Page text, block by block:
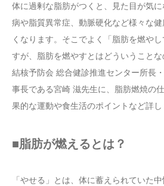
体に過剰な脂肪がつくと、見た目が気
病や脂質異常症、動脈硬化など様々な
くなります。そこでよく「脂肪を燃や
すが、脂肪を燃やすとはどういうことな
結核予防会 総合健診推進センター所長
事長である宮崎 滋先生に、脂肪燃焼の
果的な運動や食生活のポイントなど詳し
■脂肪が燃えるとは？
「やせる」とは、体に蓄えられていた